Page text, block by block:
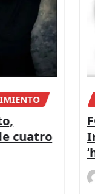
de
a red de
Ruffo